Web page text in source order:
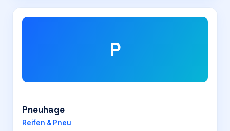
P
Pneuhage
Reifen & Pneu